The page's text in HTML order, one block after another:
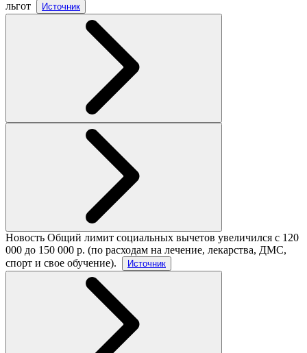
льгот
Источник
Новость Общий лимит социальных вычетов увеличился с 120
000 до 150 000 р. (по расходам на лечение, лекарства, ДМС,
спорт и свое обучение).
Источник